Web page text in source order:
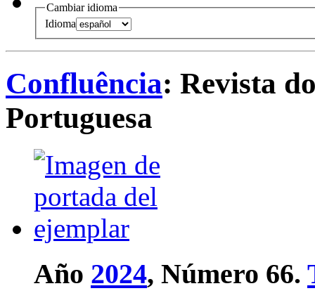
Cambiar idioma
Idioma
Confluência: Revista
Portuguesa
Año 2024, Número 66.